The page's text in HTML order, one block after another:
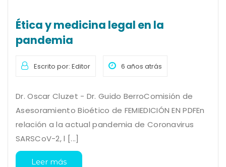
Ética y medicina legal en la
pandemia
Escrito por: Editor 6 años atrás
Dr. Oscar Cluzet - Dr. Guido BerroComisión de
Asesoramiento Bioético de FEMIEDICIÓN EN PDFEn
relación a la actual pandemia de Coronavirus
SARSCoV-2, l [...]
Leer más